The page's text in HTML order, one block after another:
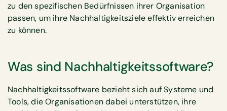
zu den spezifischen Bedürfnissen ihrer Organisation
passen, um ihre Nachhaltigkeitsziele effektiv erreichen
zu können.
Was sind Nachhaltigkeitssoftware?
Nachhaltigkeitssoftware bezieht sich auf Systeme und
Tools, die Organisationen dabei unterstützen, ihre